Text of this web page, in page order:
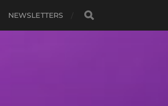
NEWSLETTERS